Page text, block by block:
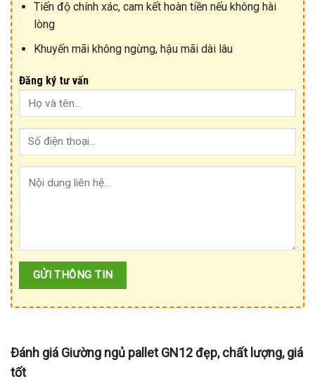
Tiến độ chính xác, cam kết hoàn tiền nếu không hài
lòng
Khuyến mãi không ngừng, hậu mãi dài lâu
Đăng ký tư vấn
Đánh giá Giường ngủ pallet GN12 đẹp, chất lượng, giá
tốt